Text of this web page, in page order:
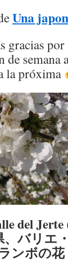
Una
gracias por
de semana
la próxima
del
バリエ
ンボの花